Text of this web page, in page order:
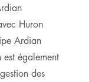
Huron
Ardian
également
des